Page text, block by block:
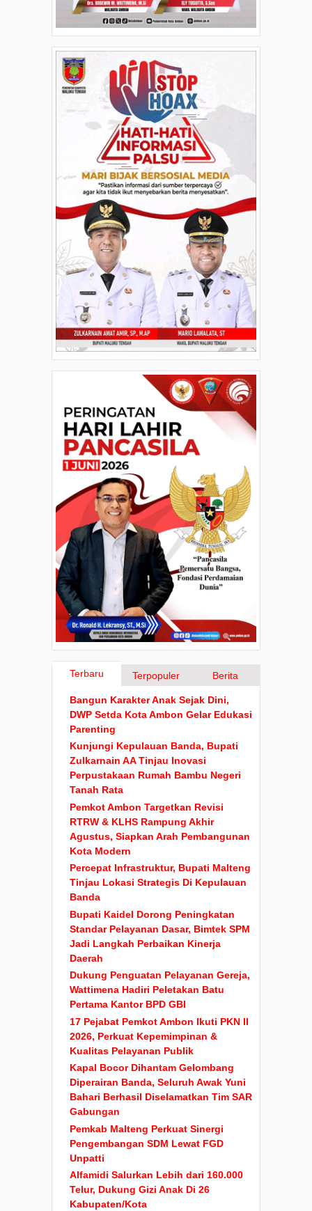
Terbaru Terpopuler Berita
Bangun Karakter Anak Sejak Dini,
DWP Setda Kota Ambon Gelar Edukasi
Parenting
Kunjungi Kepulauan Banda, Bupati
Zulkarnain AA Tinjau Inovasi
Perpustakaan Rumah Bambu Negeri
Tanah Rata
Pemkot Ambon Targetkan Revisi
RTRW & KLHS Rampung Akhir
Agustus, Siapkan Arah Pembangunan
Kota Modern
Percepat Infrastruktur, Bupati Malteng
Tinjau Lokasi Strategis Di Kepulauan
Banda
Bupati Kaidel Dorong Peningkatan
Standar Pelayanan Dasar, Bimtek SPM
Jadi Langkah Perbaikan Kinerja
Daerah
Dukung Penguatan Pelayanan Gereja,
Wattimena Hadiri Peletakan Batu
Pertama Kantor BPD GBI
17 Pejabat Pemkot Ambon Ikuti PKN II
2026, Perkuat Kepemimpinan &
Kualitas Pelayanan Publik
Kapal Bocor Dihantam Gelombang
Diperairan Banda, Seluruh Awak Yuni
Bahari Berhasil Diselamatkan Tim SAR
Gabungan
Pemkab Malteng Perkuat Sinergi
Pengembangan SDM Lewat FGD
Unpatti
Alfamidi Salurkan Lebih dari 160.000
Telur, Dukung Gizi Anak Di 26
Kabupaten/Kota